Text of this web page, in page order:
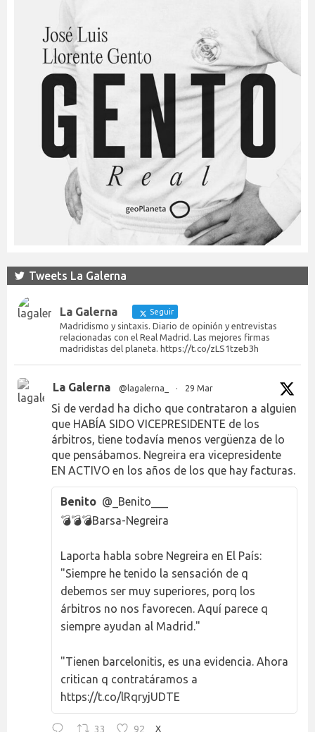
Tweets La Galerna
La Galerna Seguir
Madridismo y sintaxis. Diario de opinión y entrevistas
relacionadas con el Real Madrid. Las mejores firmas
madridistas del planeta. https://t.co/zLS1tzeb3h
La Galerna @lagalerna_ · 29 Mar
Si de verdad ha dicho que contrataron a alguien
que HABÍA SIDO VICEPRESIDENTE de los
árbitros, tiene todavía menos vergüenza de lo
que pensábamos. Negreira era vicepresidente
EN ACTIVO en los años de los que hay facturas.
Benito @_Benito___
💣💣💣Barsa-Negreira
Laporta habla sobre Negreira en El País:
"Siempre he tenido la sensación de q
debemos ser muy superiores, porq los
árbitros no nos favorecen. Aquí parece q
siempre ayudan al Madrid."
"Tienen barcelonitis, es una evidencia. Ahora
critican q contratáramos a
https://t.co/lRqryjUDTE
33 92 X